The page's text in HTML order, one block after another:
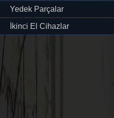
Yedek Parçalar
İkinci El Cihazlar